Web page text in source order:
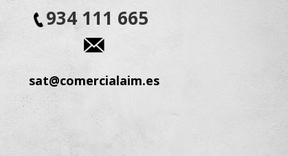
934 111 665
sat@comercialaim.es